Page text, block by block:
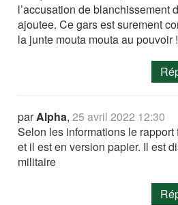
l’accusation de blanchissement
ajoutee. Ce gars est surement
la junte mouta mouta au pouvoir !
parAlpha,25 avril 2022 12:30
Selon les informations le
et il est en version papier. Il est
militaire